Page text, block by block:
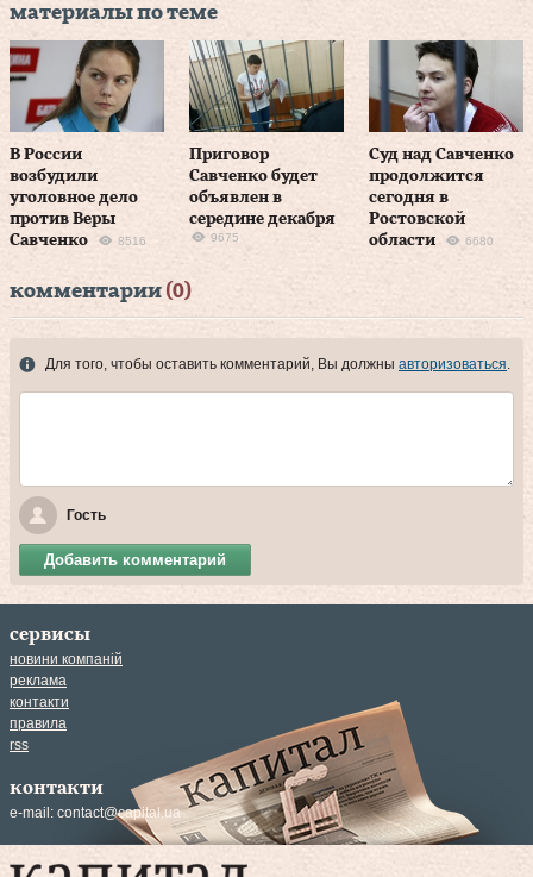
материалы по теме
В России
возбудили
уголовное дело
против Веры
Савченко
8516
Приговор
Савченко будет
объявлен в
середине декабря
9675
Суд над Савченко
продолжится
сегодня в
Ростовской
области
6680
комментарии (0)
Для того, чтобы оставить комментарий, Вы должны авторизоваться.
Гость
Добавить комментарий
сервисы
новини компаній
реклама
контакти
правила
rss
контакти
e-mail: contact@capital.ua